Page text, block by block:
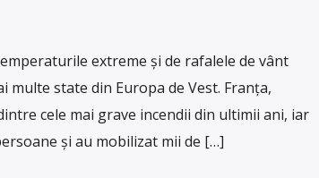
extreme și de rafalele de vânt
multe state din Europa de Vest. Franța,
cele mai grave incendii din ultimii ani, iar
și au mobilizat mii de […]